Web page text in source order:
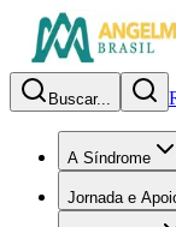
Buscar...
A Síndrome
Jornada e